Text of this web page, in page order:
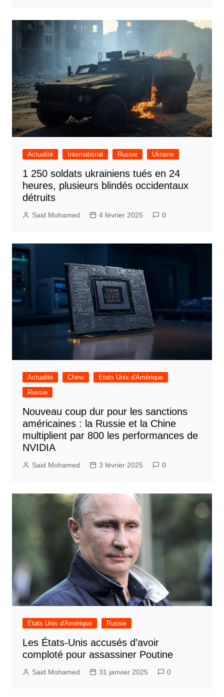
Actualité International Russie Ukraine
1 250 soldats ukrainiens tués en 24
heures, plusieurs blindés occidentaux
détruits
Said Mohamed 4 février 2025 0
Actualité Chine
Etats Unis d'Amérique
Russie
Nouveau coup dur pour les sanctions
américaines : la Russie et la Chine
multiplient par 800 les performances de
NVIDIA
Said Mohamed 3 février 2025 0
Etats Unis d'Amérique Russie
Les États-Unis accusés d’avoir
comploté pour assassiner Poutine
Said Mohamed 31 janvier 2025 0